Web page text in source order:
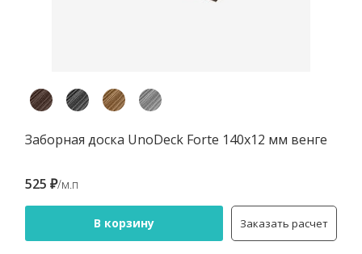
Заборная доска UnoDeck Forte 140х12 мм венге
525 ₽/м.п
В корзину Заказать расчет